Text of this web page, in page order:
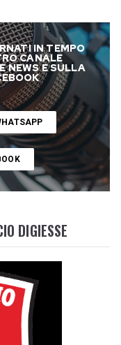
IN TEMPO
CANALE
NEWS E SULLA
DIGIESSE